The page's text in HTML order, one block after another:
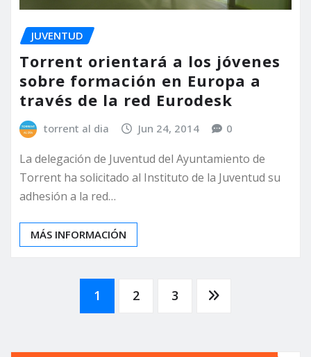
JUVENTUD
Torrent orientará a los jóvenes
sobre formación en Europa a
través de la red Eurodesk
torrent al dia Jun 24, 2014 0
La delegación de Juventud del Ayuntamiento de
Torrent ha solicitado al Instituto de la Juventud su
adhesión a la red…
MÁS INFORMACIÓN
Paginación
1 2 3